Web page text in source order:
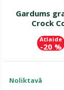
Gardums
Crock
Atlaide
-20 %
Noliktavā